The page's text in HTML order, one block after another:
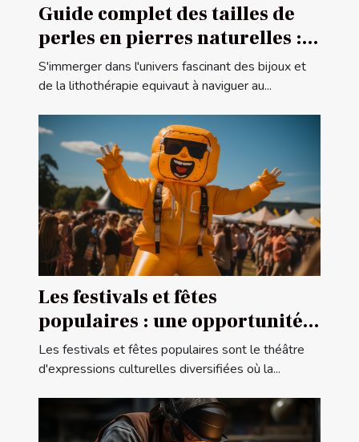
Guide complet des tailles de
perles en pierres naturelles :
comment choisir la bonne
taille pour vos projets de
bijouterie et de lithothérapie
S'immerger dans l'univers fascinant des bijoux et
de la lithothérapie equivaut à naviguer au...
Les festivals et fêtes
populaires : une opportunité
pour la publicité gonflable
Les festivals et fêtes populaires sont le théâtre
d'expressions culturelles diversifiées où la...